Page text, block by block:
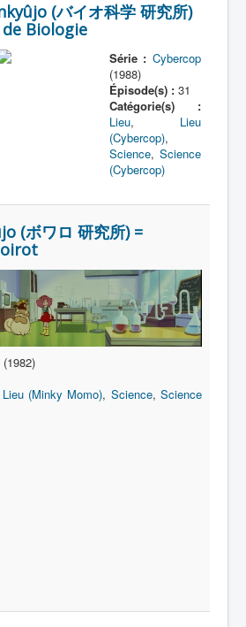
(バイオ科学 研究所)
Biologie
Série : Cybercop
(1988)
Épisode(s) :31
Catégorie(s) :
Lieu, Lieu
(Cybercop),
Science, Science
(Cybercop)
(ボワロ 研究所) =
(1982)
Lieu (Minky Momo), Science,Science